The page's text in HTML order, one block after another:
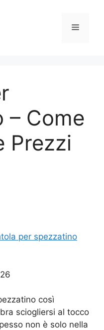
Menu
– Come
Prezzi
per spezzatino​
così
sciogliersi al tocco
non è solo nella